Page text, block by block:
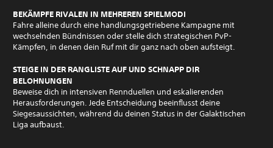
BEKÄMPFE RIVALEN IN MEHREREN SPIELMODI
Fahre alleine durch eine handlungsgetriebene Kampagne mit
wechselnden Bündnissen oder stelle dich strategischen PvP-
Kämpfen, in denen dein Ruf mit dir ganz nach oben aufsteigt.
STEIGE IN DER RANGLISTE AUF UND SCHNAPP DIR
BELOHNUNGEN
Beweise dich in intensiven Rennduellen und eskalierenden
Herausforderungen. Jede Entscheidung beeinflusst deine
Siegesaussichten, während du deinen Status in der Galaktischen
Liga aufbaust.